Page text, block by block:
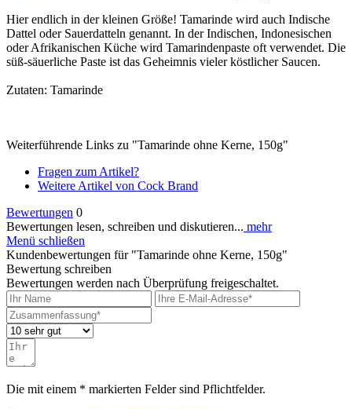
Hier endlich in der kleinen Größe! Tamarinde wird auch Indische
Dattel oder Sauerdatteln genannt. In der Indischen, Indonesischen
oder Afrikanischen Küche wird Tamarindenpaste oft verwendet. Die
süß-säuerliche Paste ist das Geheimnis vieler köstlicher Saucen.
Zutaten: Tamarinde
Weiterführende Links zu "Tamarinde ohne Kerne, 150g"
Fragen zum Artikel?
Weitere Artikel von Cock Brand
Bewertungen 0
Bewertungen lesen, schreiben und diskutieren... mehr
Menü schließen
Kundenbewertungen für "Tamarinde ohne Kerne, 150g"
Bewertung schreiben
Bewertungen werden nach Überprüfung freigeschaltet.
Die mit einem * markierten Felder sind Pflichtfelder.